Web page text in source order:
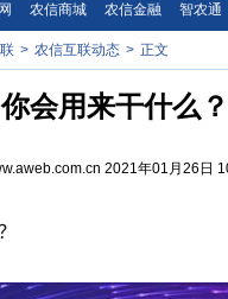
农信商城 农信金融 智农通
> 农信互联动态 > 正文
会用来干什么
2021年01月26日